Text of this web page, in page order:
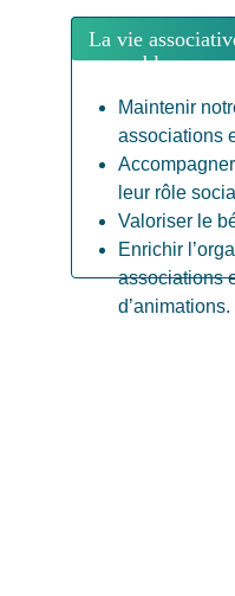
Maintenir
associations
leur rôle
Valoriser le
Enrichir
associations
d’animations.
La vie
ensemble